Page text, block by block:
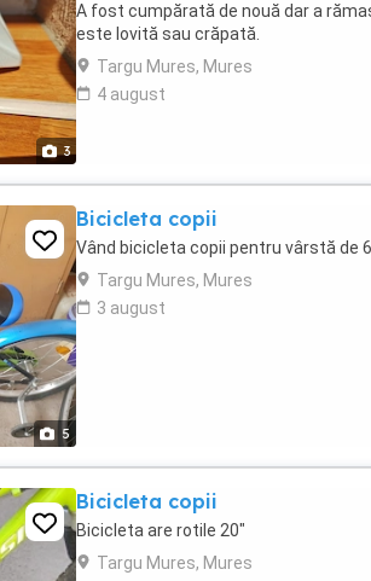
3
A fost cumpărată de nouă dar a
este lovită sau crăpată.
Targu Mures, Mures
4 august
5
Bicicleta copii
Vând bicicleta copii pentru vârstă de
Targu Mures, Mures
3 august
Bicicleta copii
Bicicleta are rotile 20"
Targu Mures, Mures